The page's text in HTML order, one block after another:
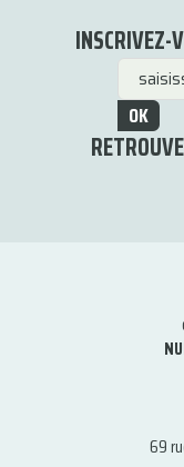
INSCRIVEZ-
OK
69